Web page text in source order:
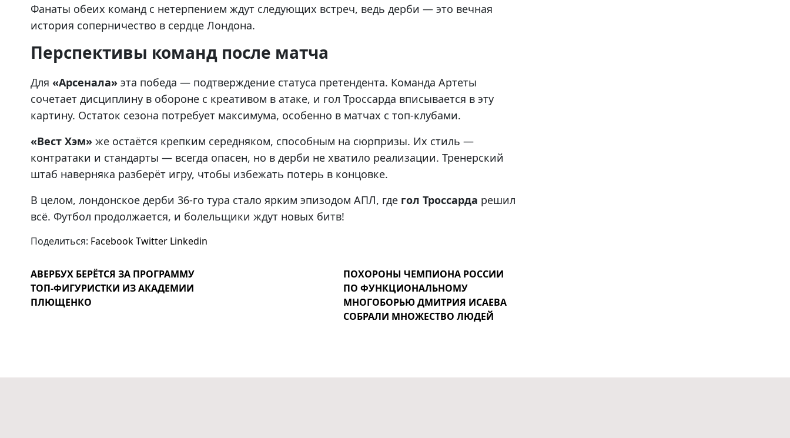
Фанаты обеих команд с нетерпением ждут следующих встреч, ведь дерби — это вечная
история соперничество в сердце Лондона.
Перспективы команд после матча
Для «Арсенала» эта победа — подтверждение статуса претендента. Команда Артеты
сочетает дисциплину в обороне с креативом в атаке, и гол Троссарда вписывается в эту
картину. Остаток сезона потребует максимума, особенно в матчах с топ-клубами.
«Вест Хэм» же остаётся крепким середняком, способным на сюрпризы. Их стиль —
контратаки и стандарты — всегда опасен, но в дерби не хватило реализации. Тренерский
штаб наверняка разберёт игру, чтобы избежать потерь в концовке.
В целом, лондонское дерби 36-го тура стало ярким эпизодом АПЛ, где гол Троссарда решил
всё. Футбол продолжается, и болельщики ждут новых битв!
Поделиться: FacebookTwitter Linkedin
АВЕРБУХ БЕРЁТСЯ ЗА ПРОГРАММУ
ТОП-ФИГУРИСТКИ ИЗ АКАДЕМИИ
ПЛЮЩЕНКО
ПОХОРОНЫ ЧЕМПИОНА РОССИИ
ПО ФУНКЦИОНАЛЬНОМУ
МНОГОБОРЬЮ ДМИТРИЯ ИСАЕВА
СОБРАЛИ МНОЖЕСТВО ЛЮДЕЙ